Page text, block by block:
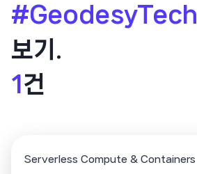
#GeodesyTech
보기.
1 건
Serverless Compute & Containers